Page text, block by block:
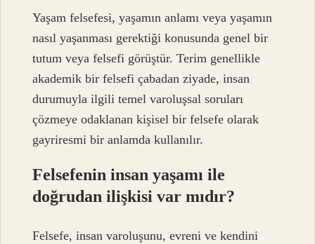
Yaşam felsefesi, yaşamın anlamı veya yaşamın
nasıl yaşanması gerektiği konusunda genel bir
tutum veya felsefi görüştür. Terim genellikle
akademik bir felsefi çabadan ziyade, insan
durumuyla ilgili temel varoluşsal soruları
çözmeye odaklanan kişisel bir felsefe olarak
gayriresmi bir anlamda kullanılır.
Felsefenin insan yaşamı ile
doğrudan ilişkisi var mıdır?
Felsefe, insan varoluşunu, evreni ve kendini